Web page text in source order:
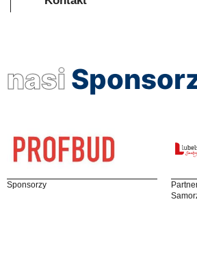
nasi
Sponsorzy